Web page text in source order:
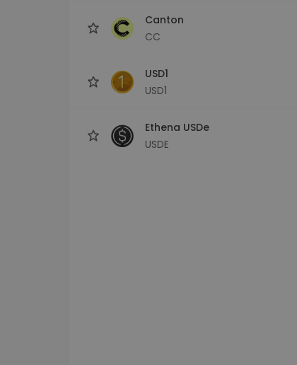
Canton
CC
USD1
USD1
Ethena USDe
USDE